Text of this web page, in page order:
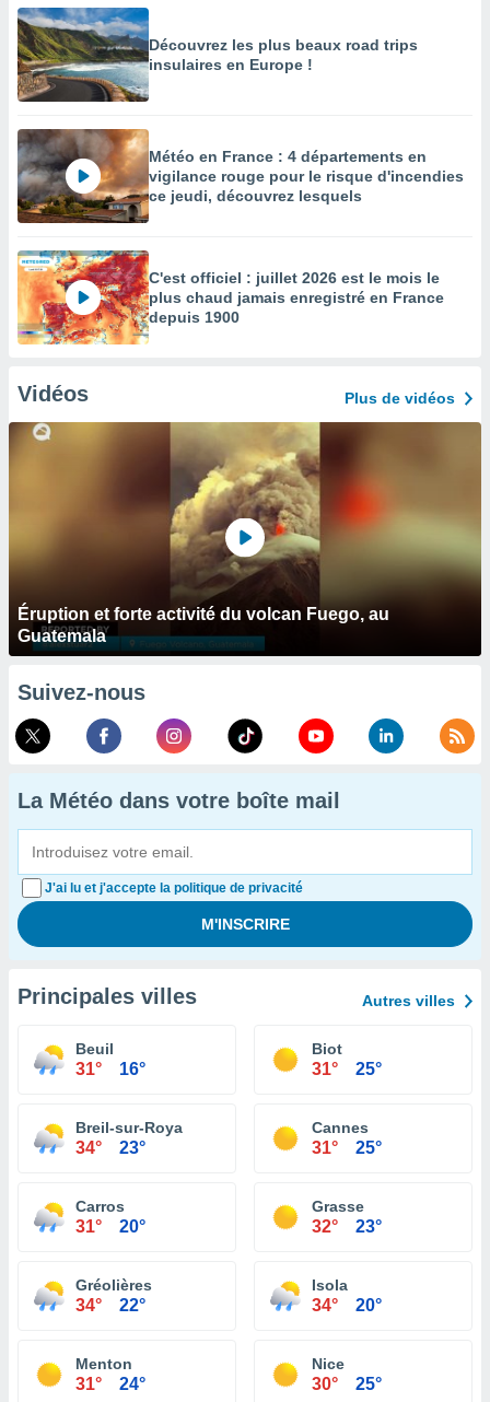
Découvrez les plus beaux road trips
insulaires en Europe !
Météo en France : 4 départements en
vigilance rouge pour le risque d'incendies
ce jeudi, découvrez lesquels
C'est officiel : juillet 2026 est le mois le
plus chaud jamais enregistré en France
depuis 1900
Vidéos Plus de vidéos
Éruption et forte activité du volcan Fuego, au
Guatemala
Suivez-nous
La Météo dans votre boîte mail
J'ai lu et j'accepte la politique de privacité
Principales villes Autres villes
Beuil
31° 16°
Biot
31° 25°
Breil-sur-Roya
34° 23°
Cannes
31° 25°
Carros
31° 20°
Grasse
32° 23°
Gréolières
34° 22°
Isola
34° 20°
Menton
31° 24°
Nice
30° 25°